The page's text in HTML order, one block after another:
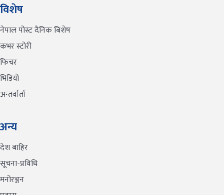
विशेष
नेपाल पोस्ट दैनिक बिशेष
कभर स्टोरी
फिचर
भिडियो
अन्तर्वार्ता
अन्य
देश बाहिर
सूचना-प्रविधि
मनोरञ्जन